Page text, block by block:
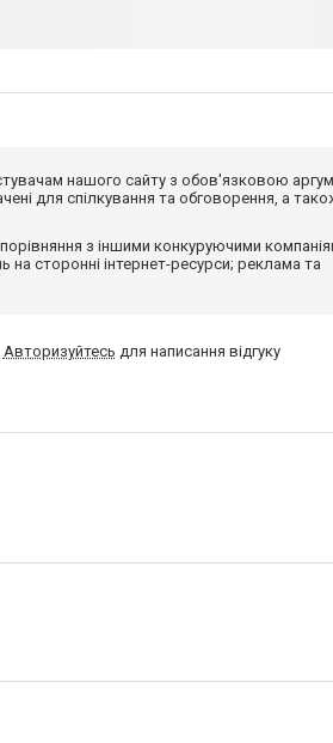
нашого сайту з обов'язковою
для спілкування та обговорення, а
з іншими конкуруючими
на сторонні інтернет-ресурси; реклама та
Авторизуйтесь для написання відгуку